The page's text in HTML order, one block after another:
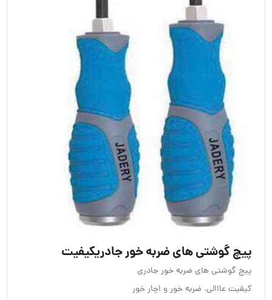
پیچ گوشتی های ضربه خور جادریکیفیت
پیچ گوشتی های ضربه خور جادری
کیفیت عااالی. ضربه خور و اچار خور